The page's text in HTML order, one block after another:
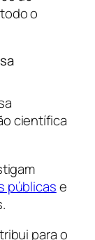
o
científica
públicase
para o